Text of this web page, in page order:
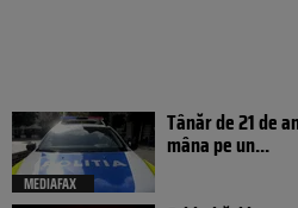
MEDIAFAX
Tânăr de 21 de
mâna pe un...